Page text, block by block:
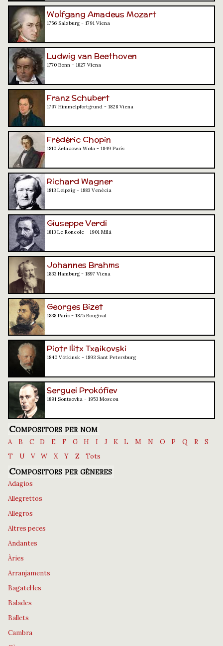
Wolfgang Amadeus Mozart
1756 Salzburg - 1791 Viena
Ludwig van Beethoven
1770 Bonn - 1827 Viena
Franz Schubert
1797 Himmelpfortgrund - 1828 Viena
Frédéric Chopin
1810 Żelazowa Wola - 1849 París
Richard Wagner
1813 Leipzig - 1883 Venècia
Giuseppe Verdi
1813 Le Roncole - 1901 Milà
Johannes Brahms
1833 Hamburg - 1897 Viena
Georges Bizet
1838 París - 1875 Bougival
Piotr Ilitx Txaikovski
1840 Vótkinsk - 1893 Sant Petersburg
Serguei Prokófiev
1891 Sontsovka - 1953 Moscou
Compositors per nom
A B C D E F G H I J K L M N O P Q R
S
T
U V W X Y Z Tots
Compositors per gèneres
Adagios
Allegrettos
Allegros
Altres peces
Andantes
Àries
Arranjaments
Bagatel·les
Balades
Ballets
Cambra